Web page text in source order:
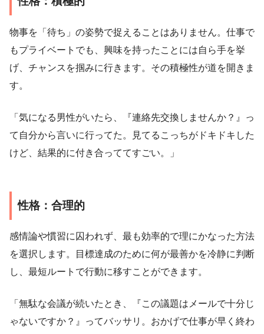
物事を「待ち」の姿勢で捉えることはありません。仕事で
もプライベートでも、興味を持ったことには自ら手を挙
げ、チャンスを掴みに行きます。その積極性が道を開きま
す。
「気になる男性がいたら、『連絡先交換しませんか？』っ
て自分から言いに行ってた。見てるこっちがドキドキした
けど、結果的に付き合っててすごい。」
性格：合理的
感情論や慣習に囚われず、最も効率的で理にかなった方法
を選択します。目標達成のために何が最善かを冷静に判断
し、最短ルートで行動に移すことができます。
「無駄な会議が続いたとき、『この議題はメールで十分じ
ゃないですか？』ってバッサリ。おかげで仕事が早く終わ